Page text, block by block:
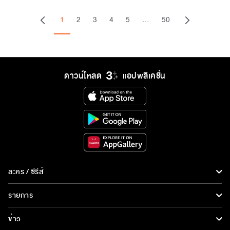
1 2 3 4 5 … 50
ดาวน์โหลด แอปพลิเคชั่น
ละคร / ซีรีส์
ละคร/ซีรีส์
ซีรีส์นานาชาติ
รายการ
รายการทั้งหมด
ข่าว